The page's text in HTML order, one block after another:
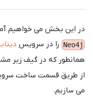
در این بخش می خواهیم
Neo4j را در سرویس
همانطور که در گیف زیر
از طریق قسمت ساخت
می سازیم.